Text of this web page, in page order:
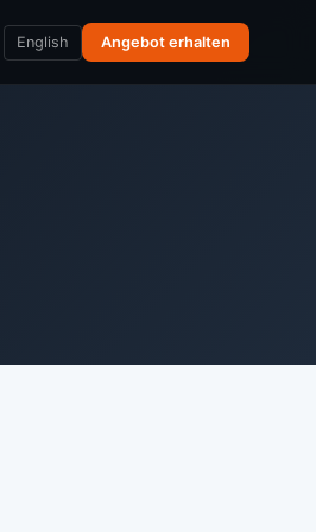
English Angebot erhalten